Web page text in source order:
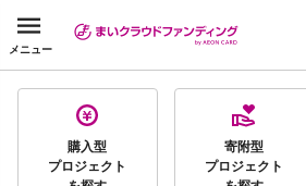
メニュー
購入型
プロジェクト
寄附型
プロジェクト